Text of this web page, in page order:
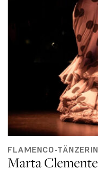
FLAMENCO-TÄNZERIN
Marta Clemente